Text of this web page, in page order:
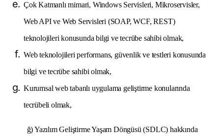
Çok Katmanlı mimari, Windows Servisleri, Mikroservisler,
Web API ve Web Servisleri (SOAP, WCF, REST)
teknolojileri konusunda bilgi ve tecrübe sahibi olmak,
Web teknolojileri performans, güvenlik ve testleri konusunda
bilgi ve tecrübe sahibi olmak,
Kurumsal web tabanlı uygulama geliştirme konularında
tecrübeli olmak,
ğ) Yazılım Geliştirme Yaşam Döngüsü (SDLC) hakkında